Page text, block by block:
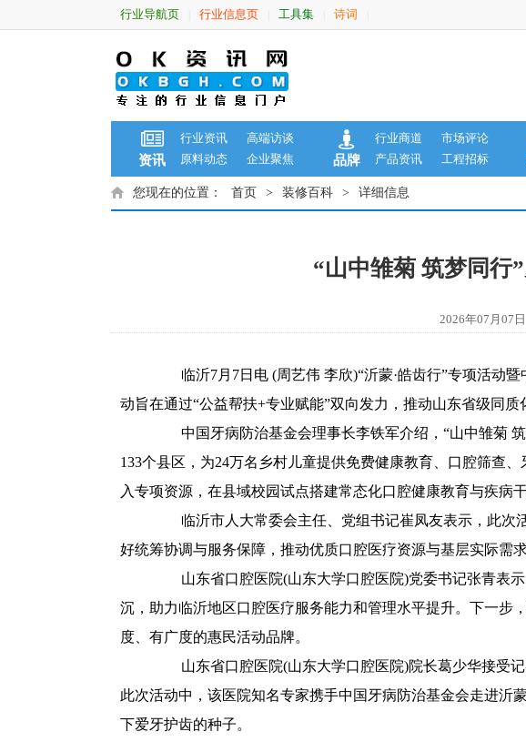
行业导航页 行业信息页 工具集 诗词
资讯
行业资讯
高端访谈
原料动态
企业聚焦 品牌
行业商道
市场评论
产品资讯
工程招标
您现在的位置： 首页 > 装修百科 > 详细信息
“山中雏菊 筑梦同行
2026年07月07
临沂7月7日电 (周艺伟 李欣)“沂蒙·皓齿行”专项活动暨
动旨在通过“公益帮扶+专业赋能”双向发力，推动山东省级同
中国牙病防治基金会理事长李铁军介绍，“山中雏菊 筑
133个县区，为24万名乡村儿童提供免费健康教育、口腔筛查
入专项资源，在县域校园试点搭建常态化口腔健康教育与疾病
临沂市人大常委会主任、党组书记崔凤友表示，此次
好统筹协调与服务保障，推动优质口腔医疗资源与基层实际需
山东省口腔医院(山东大学口腔医院)党委书记张青表示
沉，助力临沂地区口腔医疗服务能力和管理水平提升。下一步
度、有广度的惠民活动品牌。
山东省口腔医院(山东大学口腔医院)院长葛少华接受记
此次活动中，该医院知名专家携手中国牙病防治基金会走进沂
下爱牙护齿的种子。